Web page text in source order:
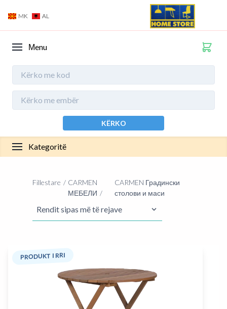
MK AL
Мenu
KËRKO
Kategoritë
Fillestare
CARMEN
МЕБЕЛИ
CARMEN Градински
столови и маси
PRODUKT I RRI